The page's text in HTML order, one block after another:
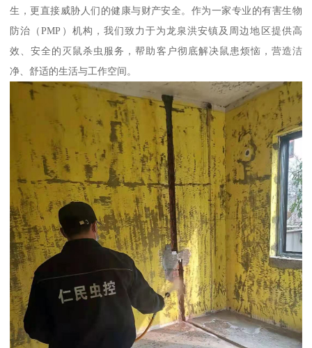
生，更直接威胁人们的健康与财产安全。作为一家专业的有害生物
防治（PMP）机构，我们致力于为龙泉洪安镇及周边地区提供高
效、安全的灭鼠杀虫服务，帮助客户彻底解决鼠患烦恼，营造洁
净、舒适的生活与工作空间。